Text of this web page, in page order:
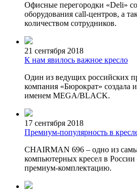
Офисные перегородки «Deli»
оборудования call-центров, а
количеством сотрудников.
21 сентября 2018
К нам явилось важное кресло
Один из ведущих российских
компания «Бюрократ» создала
именем MEGA/BLACK.
17 сентября 2018
Премиум-популярность в
CHAIRMAN 696 – одно из
компьютерных кресел в
премиум-комплектацию.